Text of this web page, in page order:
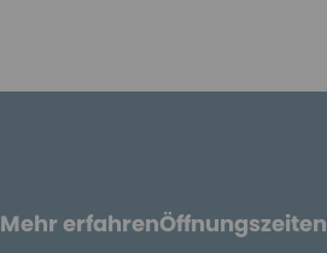
Mehr erfahrenÖffnungszeiten